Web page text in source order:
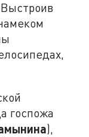
госпожа
),